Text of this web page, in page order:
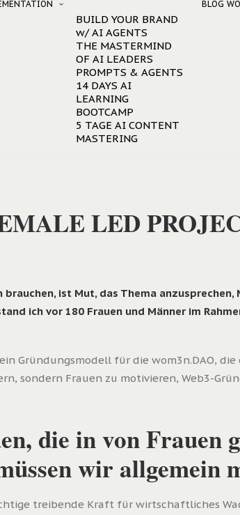
BUILD YOUR BRAND
w/ AI AGENTS
THE MASTERMIND
OF AI LEADERS
PROMPTS & AGENTS
14 DAYS AI
LEARNING
BOOTCAMP
5 TAGE AI CONTENT
MASTERING
BLOG
LED
ist Mut, das Thema
ich vor 180 Frauen und Männer im
Gründungsmodell für die wom3n.DAO,
sondern Frauen zu motivieren, Web3-
die in von Frauen
wir allgemein
treibende Kraft für wirtschaftliches